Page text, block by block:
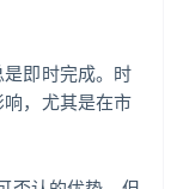
是即时完成。时
，尤其是在市